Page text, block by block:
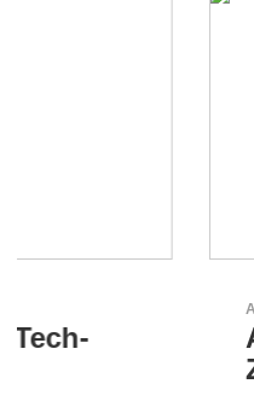
Aker Technology Co., Ltd.
AKER: Wo